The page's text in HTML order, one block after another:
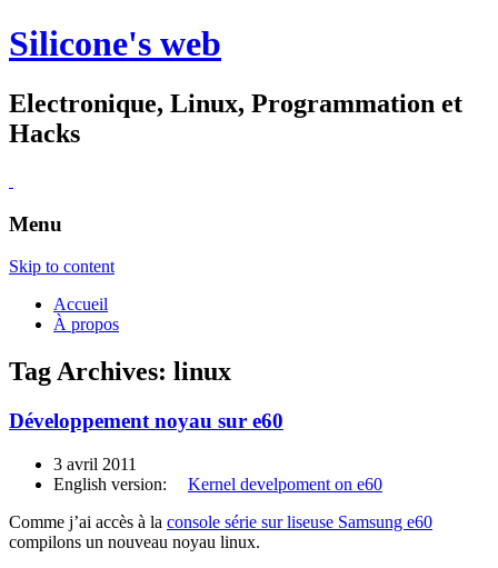
Silicone's web
Electronique, Linux, Programmation et
Hacks
Menu
Skip to content
Accueil
À propos
Tag Archives: linux
Développement noyau sur e60
3 avril 2011
English version:
Kernel develpoment on e60
Comme j’ai accès à la console série sur liseuse Samsung e60
compilons un nouveau noyau linux.